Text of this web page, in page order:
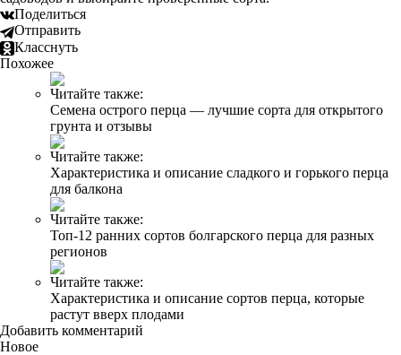
Поделиться
Отправить
Класснуть
Похожее
Читайте также:
Семена острого перца — лучшие сорта для открытого
грунта и отзывы
Читайте также:
Характеристика и описание сладкого и горького перца
для балкона
Читайте также:
Топ-12 ранних сортов болгарского перца для разных
регионов
Читайте также:
Характеристика и описание сортов перца, которые
растут вверх плодами
Добавить комментарий
Новое